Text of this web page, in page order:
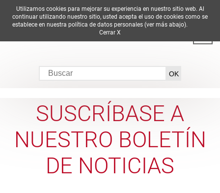
DE EN ES FR
SUSCRÍBASE A
NUESTRO BOLETÍN
DE NOTICIAS
Utilizamos cookies para mejorar su experiencia en nuestro sitio web. Al
continuar utilizando nuestro sitio, usted acepta el uso de cookies como se
establece en nuestra política de datos personales (ver más abajo).
Cerrar X